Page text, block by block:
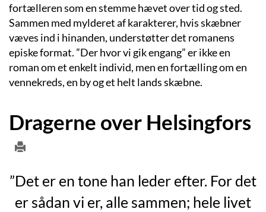
fortælleren som en stemme hævet over tid og sted.
Sammen med mylderet af karakterer, hvis skæbner
væves ind i hinanden, understøtter det romanens
episke format. ”Der hvor vi gik engang” er ikke en
roman om et enkelt individ, men en fortælling om en
vennekreds, en by og et helt lands skæbne.
Dragerne over Helsingfors
”Det er en tone han leder efter. For det
er sådan vi er, alle sammen; hele livet